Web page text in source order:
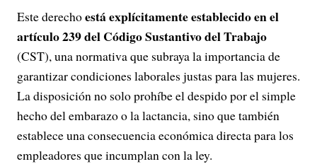
Este derechoestá explícitamente establecido en el
artículo 239 del Código Sustantivo del Trabajo
(CST), una normativa que subraya la importancia de
garantizar condiciones laborales justas para las mujeres.
La disposición no solo prohíbe el despido por el simple
hecho del embarazo o la lactancia, sino que también
establece una consecuencia económica directa para los
empleadores que incumplan con la ley.